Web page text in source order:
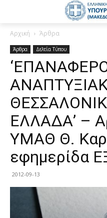
Αρχική Άρθρα
Άρθρα Δελτία Τύπου
ΕΛΛΑΔΑ’ –
ΥΜΑΘ Θ.
εφημερίδα
2012-09-13